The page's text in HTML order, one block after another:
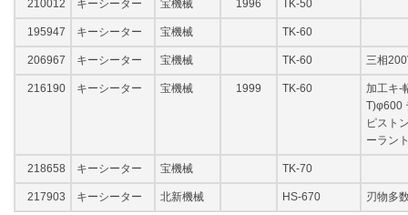
210012 キーシーター 宝機械 1996 TK-50
195947 キーシーター 宝機械 TK-60
206967 キーシーター 宝機械 TK-60 三相
216190 キーシーター 宝機械 1999 TK-60
加工キ-
T)φ600
ピスト
ーラン
218658 キーシーター 宝機械 TK-70
217903 キーシーター 北新機械 HS-670 刃物多